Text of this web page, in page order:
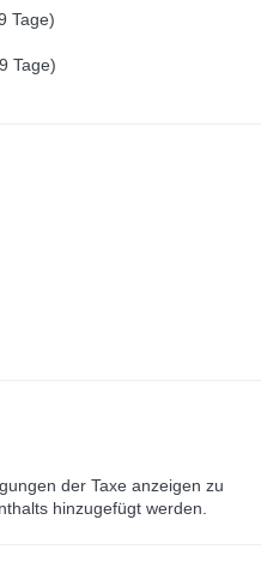
Tage)
Tage)
der Taxe anzeigen zu
hinzugefügt werden.